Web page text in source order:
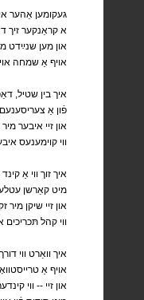
געקומען אַהער
,א קראַנקער זיך
און מען שנײַדט
.אויף אַ שמחה
איך בין שטיל,
,פֿון אַ
און זיי איבער
.ווי קוימענעס
איך זוך ווי אַ
,מיט קאַרשן
און זיי שיקן מיר
.ווי קהל תּכריכים
איך וואַרט ווי
,אויף אַ
,און זיי -- ווי